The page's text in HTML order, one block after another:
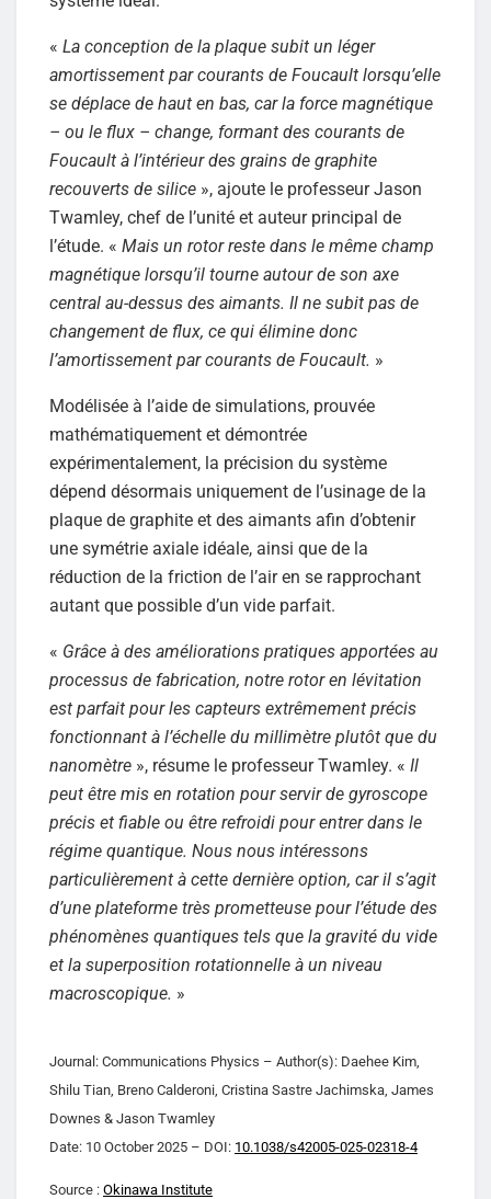
« La conception de la plaque subit un léger
amortissement par courants de Foucault lorsqu’elle
se déplace de haut en bas, car la force magnétique
– ou le flux – change, formant des courants de
Foucault à l’intérieur des grains de graphite
recouverts de silice », ajoute le professeur Jason
Twamley, chef de l’unité et auteur principal de
l’étude. « Mais un rotor reste dans le même champ
magnétique lorsqu’il tourne autour de son axe
central au-dessus des aimants. Il ne subit pas de
changement de flux, ce qui élimine donc
l’amortissement par courants de Foucault. »
Modélisée à l’aide de simulations, prouvée
mathématiquement et démontrée
expérimentalement, la précision du système
dépend désormais uniquement de l’usinage de la
plaque de graphite et des aimants afin d’obtenir
une symétrie axiale idéale, ainsi que de la
réduction de la friction de l’air en se rapprochant
autant que possible d’un vide parfait.
« Grâce à des améliorations pratiques apportées au
processus de fabrication, notre rotor en lévitation
est parfait pour les capteurs extrêmement précis
fonctionnant à l’échelle du millimètre plutôt que du
nanomètre », résume le professeur Twamley. « Il
peut être mis en rotation pour servir de gyroscope
précis et fiable ou être refroidi pour entrer dans le
régime quantique. Nous nous intéressons
particulièrement à cette dernière option, car il s’agit
d’une plateforme très prometteuse pour l’étude des
phénomènes quantiques tels que la gravité du vide
et la superposition rotationnelle à un niveau
macroscopique. »
Journal: Communications Physics – Author(s): Daehee Kim,
Shilu Tian, Breno Calderoni, Cristina Sastre Jachimska, James
Downes & Jason Twamley
Date: 10 October 2025 – DOI: 10.1038/s42005-025-02318-4
Source : Okinawa Institute